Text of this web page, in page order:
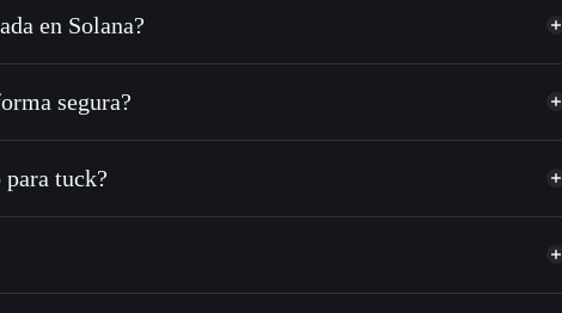
para SOL, USDC o miles de otros tokens de Solana con enrutamiento
en TUCK a lo largo del tiempo
sin vincular públicamente las carteras usando el agregador de
en una cartera sin custodia donde tú controla tus claves privadas
en Solana?
privacidad
segura?
cartera sin custodia Solflare
tuck?
tuck
cartera Solflare